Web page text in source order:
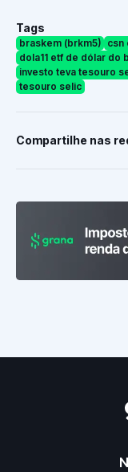
Tags
braskem (brkm5) csn
dola11 etf de dólar do
investo teva tesouro
tesouro selic
Compartilhe nas